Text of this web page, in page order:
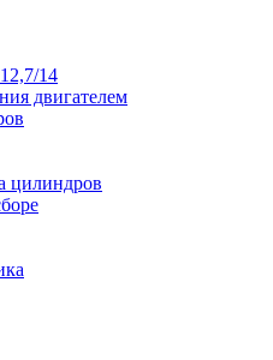
14
двигателем
цилиндров